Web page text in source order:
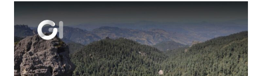
Su nombre*
Tu correo electrónico*
Guardar mi nombre, correo electrónico y sitio